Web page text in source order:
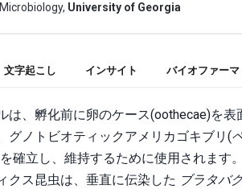
University of Georgia
文字起こし インサイト バイオファー
は、孵化前に卵のケース(oothecae)を表
グノトビオティックアメリカゴキブリ(
を確立し、維持するために使用されます
クス昆虫は、垂直に伝染した ブラタバ